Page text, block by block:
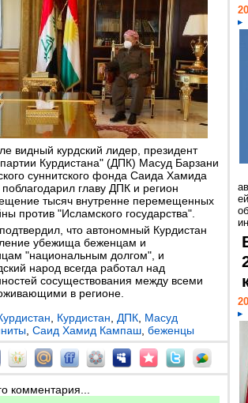
видный курдский лидер, президент
Курдистана" (ДПК) Масуд Барзани
суннитского фонда Саида Хамида
главу ДПК и регион
тысяч внутренне перемещенных
против "Исламского государства".
что автономный Курдистан
убежища беженцам и
"национальным долгом", и
народ всегда работал над
сосуществования между всеми
в регионе.
Курдистан ДПК Масуд
Саид Хамид Кампаш беженцы
комментария...